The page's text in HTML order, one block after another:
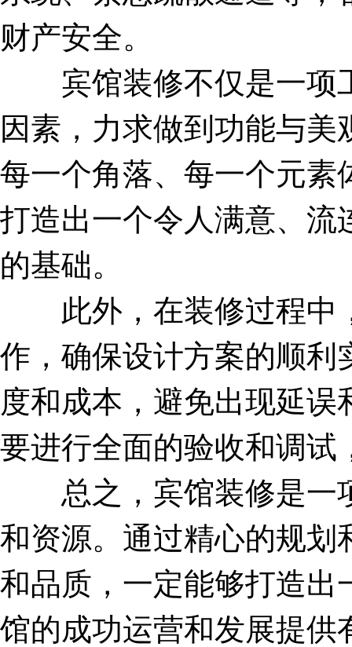
财产安全。
宾馆装修不仅是一项
因素，力求做到功能与
每一个角落、每一个元素
打造出一个令人满意、流
的基础。
此外，在装修过程中
作，确保设计方案的顺利
度和成本，避免出现延
要进行全面的验收和调试
总之，宾馆装修是一
和资源。通过精心的规划
和品质，一定能够打造出
馆的成功运营和发展提供